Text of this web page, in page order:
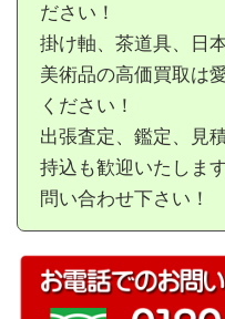
ださい！
掛け軸、茶道具、日
美術品の高価買取は
ください！
出張査定、鑑定、見
持込も歓迎いたしま
問い合わせ下さい！